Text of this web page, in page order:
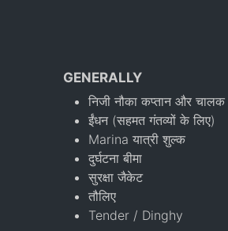
GENERALLY
निजी नौका कप्तान और
ईंधन (सहमत गंतव्यों के लिए)
Marina यात्री शुल्क
दुर्घटना बीमा
सुरक्षा जैकेट
तौलिए
Tender / Dinghy